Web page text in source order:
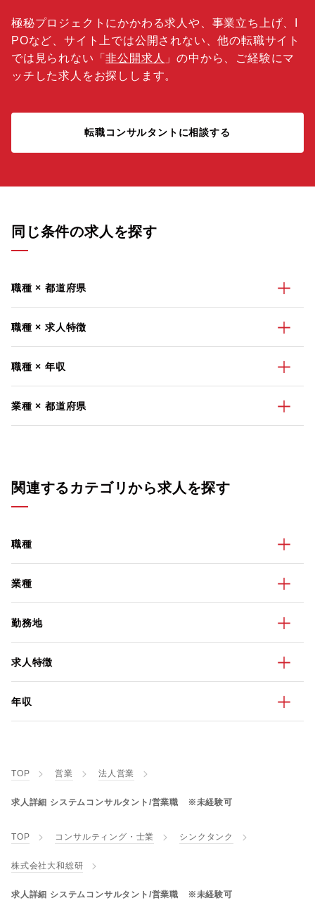
極秘プロジェクトにかかわる求人や、事業立ち上げ、I
POなど、サイト上では公開されない、他の転職サイト
では見られない「非公開求人 」の中から、ご経験にマ
ッチした求人をお探しします。
転職コンサルタントに相談する
同じ条件の求人を探す
職種 × 都道府県
職種 × 求人特徴
職種 × 年収
業種 × 都道府県
関連するカテゴリから求人を探す
職種
業種
勤務地
求人特徴
年収
TOP 営業 法人営業
求人詳細 システムコンサルタント/営業職 ※未経験可
TOP コンサルティング・士業 シンクタンク
株式会社大和総研
求人詳細 システムコンサルタント/営業職 ※未経験可